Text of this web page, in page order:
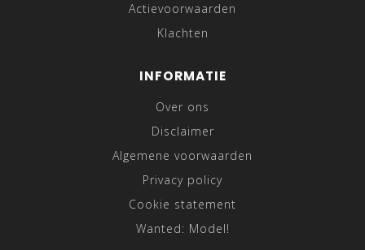
Actievoorwaarden
Klachten
INFORMATIE
Over ons
Disclaimer
Algemene voorwaarden
Privacy policy
Cookie statement
Wanted: Model!